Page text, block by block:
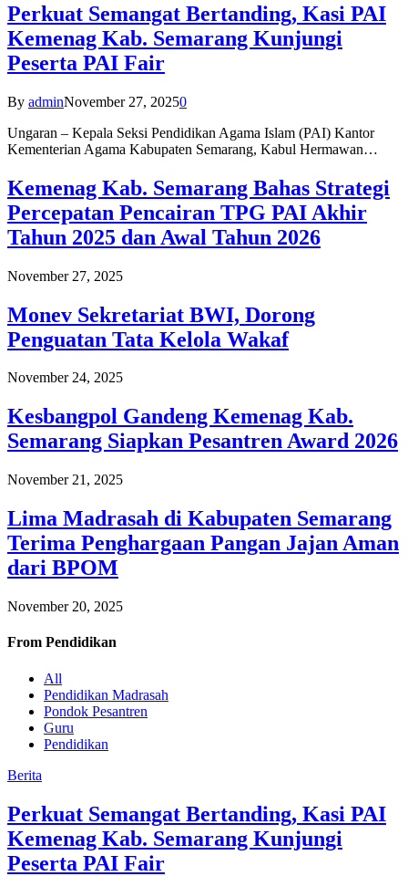
Perkuat Semangat Bertanding, Kasi PAI
Kemenag Kab. Semarang Kunjungi
Peserta PAI Fair
By adminNovember 27, 20250
Ungaran – Kepala Seksi Pendidikan Agama Islam (PAI) Kantor
Kementerian Agama Kabupaten Semarang, Kabul Hermawan…
Kemenag Kab. Semarang Bahas Strategi
Percepatan Pencairan TPG PAI Akhir
Tahun 2025 dan Awal Tahun 2026
November 27, 2025
Monev Sekretariat BWI, Dorong
Penguatan Tata Kelola Wakaf
November 24, 2025
Kesbangpol Gandeng Kemenag Kab.
Semarang Siapkan Pesantren Award 2026
November 21, 2025
Lima Madrasah di Kabupaten Semarang
Terima Penghargaan Pangan Jajan Aman
dari BPOM
November 20, 2025
From Pendidikan
All
Pendidikan Madrasah
Pondok Pesantren
Guru
Pendidikan
Berita
Perkuat Semangat Bertanding, Kasi PAI
Kemenag Kab. Semarang Kunjungi
Peserta PAI Fair